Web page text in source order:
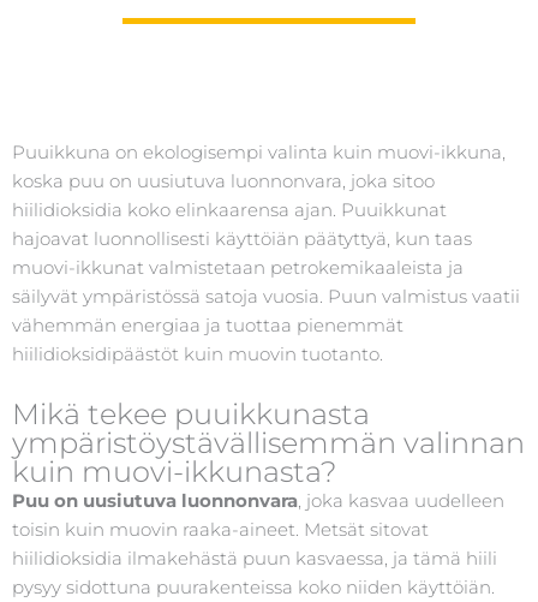
Puuikkuna on ekologisempi valinta kuin muovi-ikkuna,
koska puu on uusiutuva luonnonvara, joka sitoo
hiilidioksidia koko elinkaarensa ajan. Puuikkunat
hajoavat luonnollisesti käyttöiän päätyttyä, kun taas
muovi-ikkunat valmistetaan petrokemikaaleista ja
säilyvät ympäristössä satoja vuosia. Puun valmistus vaatii
vähemmän energiaa ja tuottaa pienemmät
hiilidioksidipäästöt kuin muovin tuotanto.
Mikä tekee puuikkunasta
ympäristöystävällisemmän valinnan
kuin muovi-ikkunasta?
Puu on uusiutuva luonnonvara, joka kasvaa uudelleen
toisin kuin muovin raaka-aineet. Metsät sitovat
hiilidioksidia ilmakehästä puun kasvaessa, ja tämä hiili
pysyy sidottuna puurakenteissa koko niiden käyttöiän.